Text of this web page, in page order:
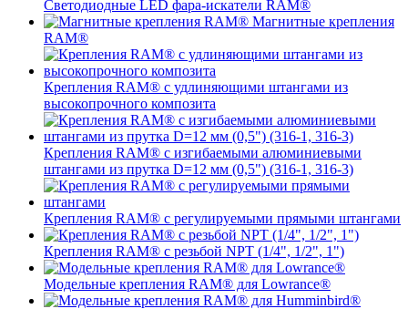
Светодиодные LED фара-искатели RAM®
Магнитные крепления
RAM®
Крепления RAM® с удлиняющими штангами из
высокопрочного композита
Крепления RAM® с изгибаемыми алюминиевыми
штангами из прутка D=12 мм (0,5") (316-1, 316-3)
Крепления RAM® c регулируемыми прямыми штангами
Крепления RAM® с резьбой NPT (1/4", 1/2", 1")
Модельные крепления RAM® для Lowrance®